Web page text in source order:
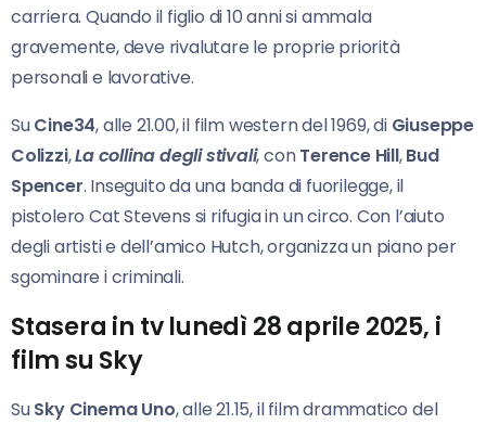
carriera. Quando il figlio di 10 anni si ammala
gravemente, deve rivalutare le proprie priorità
personali e lavorative.
SuCine34, alle 21.00, il film western del 1969, di Giuseppe
Colizzi,La collina degli stivali, conTerence Hill,Bud
Spencer. Inseguito da una banda di fuorilegge, il
pistolero Cat Stevens si rifugia in un circo. Con l’aiuto
degli artisti e dell’amico Hutch, organizza un piano per
sgominare i criminali.
Stasera in tv lunedì 28 aprile 2025, i
film su Sky
SuSky Cinema Uno, alle 21.15, il film drammatico del